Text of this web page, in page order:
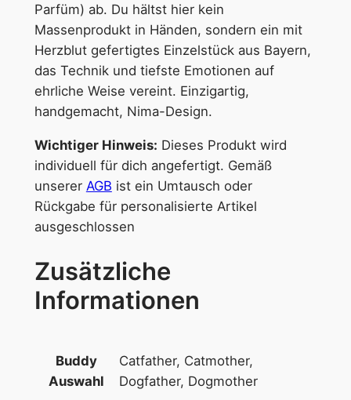
Parfüm) ab. Du hältst hier kein
Massenprodukt in Händen, sondern ein mit
Herzblut gefertigtes Einzelstück aus Bayern,
das Technik und tiefste Emotionen auf
ehrliche Weise vereint. Einzigartig,
handgemacht, Nima-Design.
Wichtiger Hinweis: Dieses Produkt wird
individuell für dich angefertigt. Gemäß
unserer AGB ist ein Umtausch oder
Rückgabe für personalisierte Artikel
ausgeschlossen
Zusätzliche
Informationen
Buddy
Auswahl
Catfather, Catmother,
Dogfather, Dogmother